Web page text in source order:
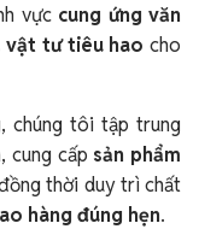
vực cung ứng văn
vật tư tiêu hao cho
, chúng tôi tập trung
, cung cấp sản phẩm
thời duy trì chất
hàng đúng hẹn.